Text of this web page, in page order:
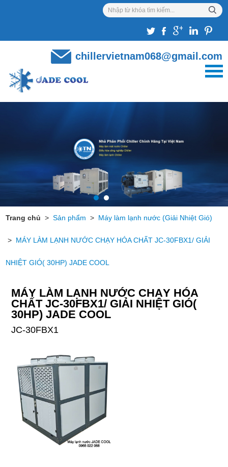
chillervietnam068@gmail.com
Trang chủ >Sản phẩm > Máy làm lạnh nước (Giải Nhiệt Gió)
> MÁY LÀM LẠNH NƯỚC CHẠY HÓA CHẤT JC-30FBX1/ GIẢI
NHIỆT GIÓ( 30HP) JADE COOL
MÁY LÀM LẠNH NƯỚC CHẠY HÓA
CHẤT JC-30FBX1/ GIẢI NHIỆT GIÓ(
30HP) JADE COOL
JC-30FBX1